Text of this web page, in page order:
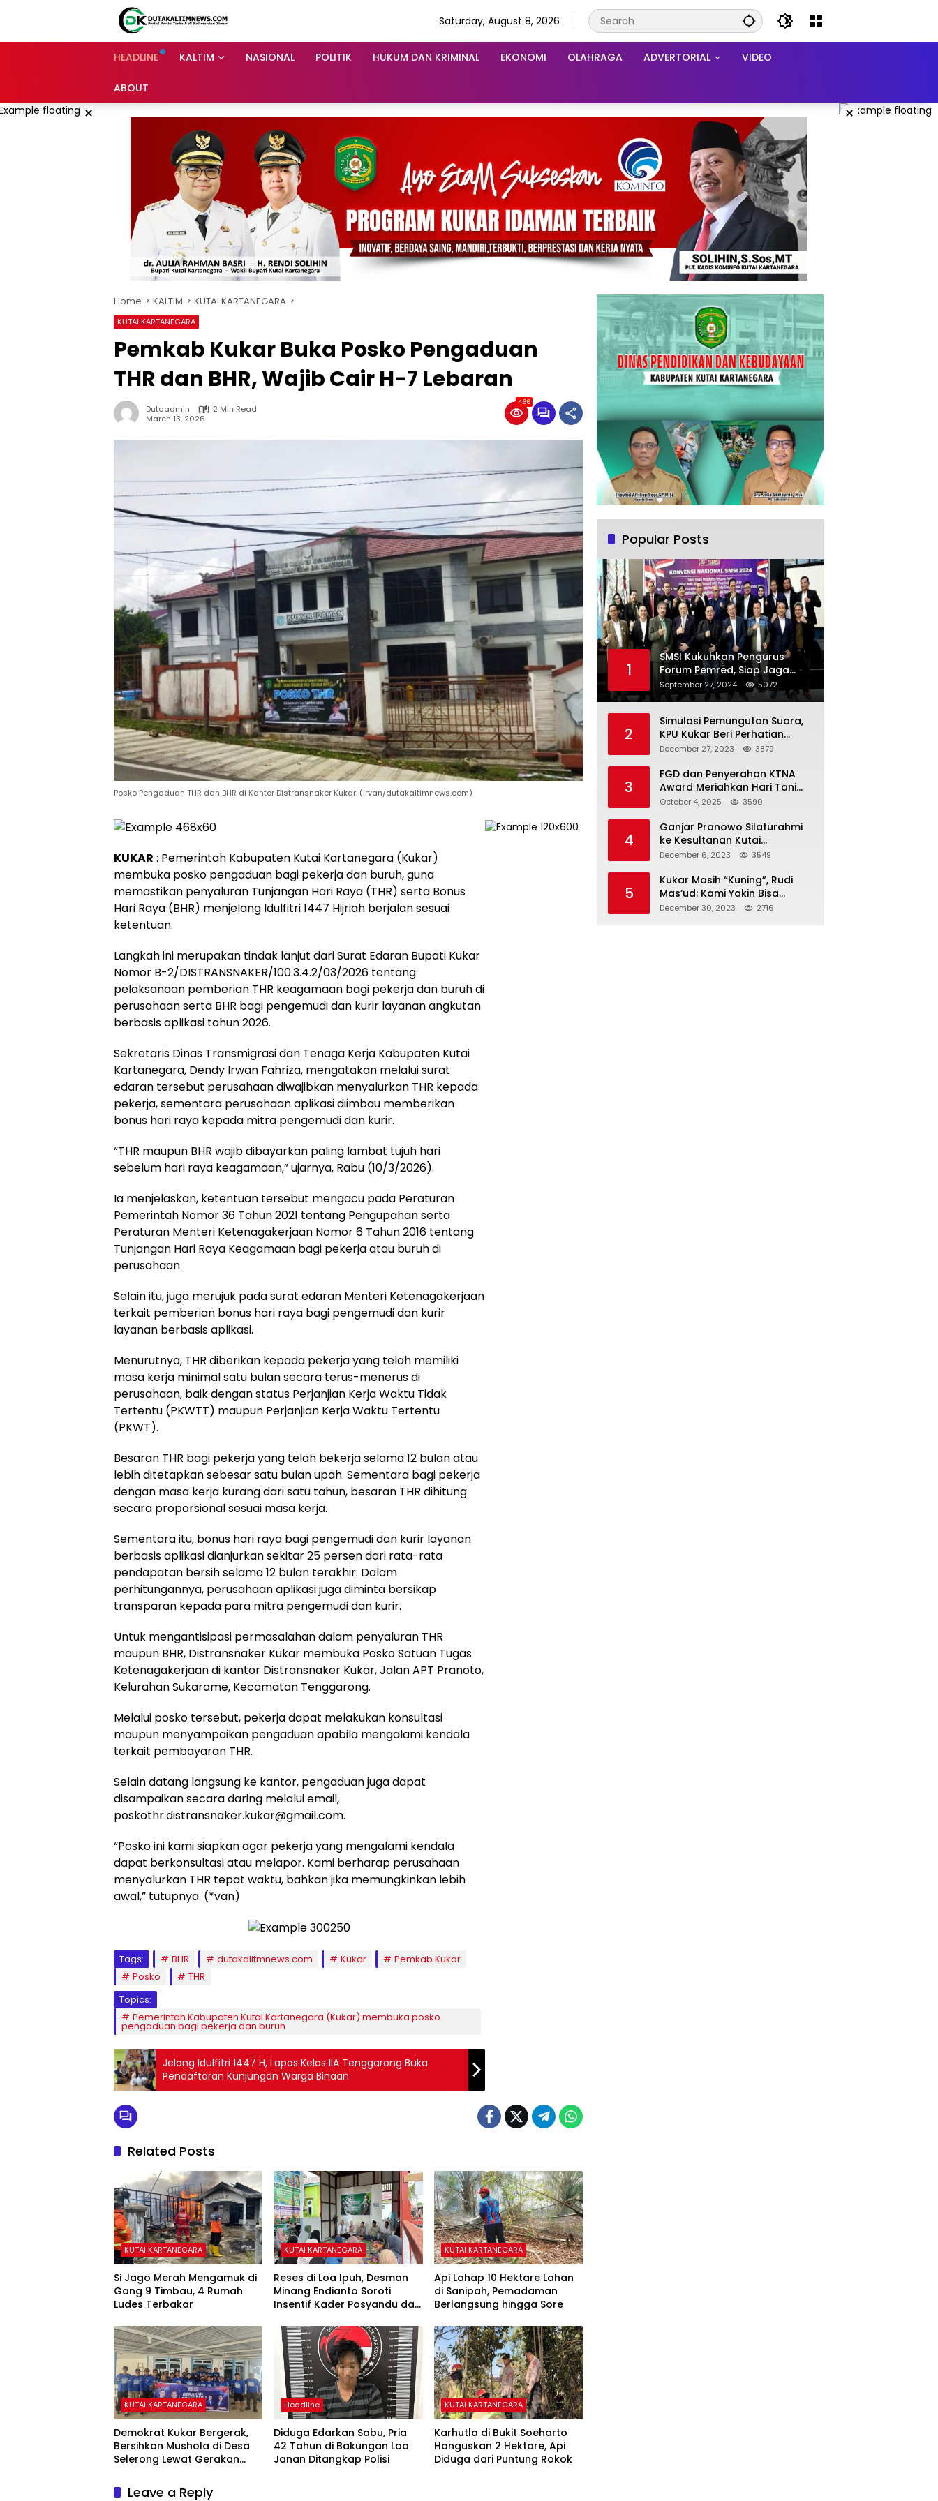
Saturday, August 8, 2026
HEADLINE KALTIM NASIONAL POLITIK HUKUM DAN KRIMINAL EKONOMI OLAHRAGA ADVERTORIAL VIDEO
ABOUT
× ×
Home KALTIM KUTAI KARTANEGARA
KUTAI KARTANEGARA
Pemkab Kukar Buka Posko Pengaduan
THR dan BHR, Wajib Cair H-7 Lebaran
Dutaadmin
2 Min Read
March 13, 2026
466
Posko Pengaduan THR dan BHR di Kantor Distransnaker Kukar. (Irvan/dutakaltimnews.com)
KUKAR : Pemerintah Kabupaten Kutai Kartanegara (Kukar)
membuka posko pengaduan bagi pekerja dan buruh, guna
memastikan penyaluran Tunjangan Hari Raya (THR) serta Bonus
Hari Raya (BHR) menjelang Idulfitri 1447 Hijriah berjalan sesuai
ketentuan.
Langkah ini merupakan tindak lanjut dari Surat Edaran Bupati Kukar
Nomor B-2/DISTRANSNAKER/100.3.4.2/03/2026 tentang
pelaksanaan pemberian THR keagamaan bagi pekerja dan buruh di
perusahaan serta BHR bagi pengemudi dan kurir layanan angkutan
berbasis aplikasi tahun 2026.
Sekretaris Dinas Transmigrasi dan Tenaga Kerja Kabupaten Kutai
Kartanegara, Dendy Irwan Fahriza, mengatakan melalui surat
edaran tersebut perusahaan diwajibkan menyalurkan THR kepada
pekerja, sementara perusahaan aplikasi diimbau memberikan
bonus hari raya kepada mitra pengemudi dan kurir.
“THR maupun BHR wajib dibayarkan paling lambat tujuh hari
sebelum hari raya keagamaan,” ujarnya, Rabu (10/3/2026).
Ia menjelaskan, ketentuan tersebut mengacu pada Peraturan
Pemerintah Nomor 36 Tahun 2021 tentang Pengupahan serta
Peraturan Menteri Ketenagakerjaan Nomor 6 Tahun 2016 tentang
Tunjangan Hari Raya Keagamaan bagi pekerja atau buruh di
perusahaan.
Selain itu, juga merujuk pada surat edaran Menteri Ketenagakerjaan
terkait pemberian bonus hari raya bagi pengemudi dan kurir
layanan berbasis aplikasi.
Menurutnya, THR diberikan kepada pekerja yang telah memiliki
masa kerja minimal satu bulan secara terus-menerus di
perusahaan, baik dengan status Perjanjian Kerja Waktu Tidak
Tertentu (PKWTT) maupun Perjanjian Kerja Waktu Tertentu
(PKWT).
Besaran THR bagi pekerja yang telah bekerja selama 12 bulan atau
lebih ditetapkan sebesar satu bulan upah. Sementara bagi pekerja
dengan masa kerja kurang dari satu tahun, besaran THR dihitung
secara proporsional sesuai masa kerja.
Sementara itu, bonus hari raya bagi pengemudi dan kurir layanan
berbasis aplikasi dianjurkan sekitar 25 persen dari rata-rata
pendapatan bersih selama 12 bulan terakhir. Dalam
perhitungannya, perusahaan aplikasi juga diminta bersikap
transparan kepada para mitra pengemudi dan kurir.
Untuk mengantisipasi permasalahan dalam penyaluran THR
maupun BHR, Distransnaker Kukar membuka Posko Satuan Tugas
Ketenagakerjaan di kantor Distransnaker Kukar, Jalan APT Pranoto,
Kelurahan Sukarame, Kecamatan Tenggarong.
Melalui posko tersebut, pekerja dapat melakukan konsultasi
maupun menyampaikan pengaduan apabila mengalami kendala
terkait pembayaran THR.
Selain datang langsung ke kantor, pengaduan juga dapat
disampaikan secara daring melalui email,
poskothr.distransnaker.kukar@gmail.com.
“Posko ini kami siapkan agar pekerja yang mengalami kendala
dapat berkonsultasi atau melapor. Kami berharap perusahaan
menyalurkan THR tepat waktu, bahkan jika memungkinkan lebih
awal,” tutupnya. (*van)
Tags: BHR dutakalitmnews.com Kukar
Pemkab Kukar
Posko
THR
Topics:
Pemerintah Kabupaten Kutai Kartanegara (Kukar) membuka posko
pengaduan bagi pekerja dan buruh
Jelang Idulfitri 1447 H, Lapas Kelas IIA Tenggarong Buka
Pendaftaran Kunjungan Warga Binaan
Related Posts
KUTAI KARTANEGARA
Si Jago Merah Mengamuk di
Gang 9 Timbau, 4 Rumah
Ludes Terbakar
KUTAI KARTANEGARA
Reses di Loa Ipuh, Desman
Minang Endianto Soroti
Insentif Kader Posyandu dan
KUTAI KARTANEGARA
Api Lahap 10 Hektare Lahan
di Sanipah, Pemadaman
Berlangsung hingga Sore
KUTAI KARTANEGARA
Demokrat Kukar Bergerak,
Bersihkan Mushola di Desa
Selerong Lewat Gerakan
Headline
Diduga Edarkan Sabu, Pria
42 Tahun di Bakungan Loa
Janan Ditangkap Polisi
KUTAI KARTANEGARA
Karhutla di Bukit Soeharto
Hanguskan 2 Hektare, Api
Diduga dari Puntung Rokok
Leave a Reply
Popular Posts
1
SMSI Kukuhkan Pengurus
Forum Pemred, Siap Jaga
Kualitas Media Daring di
Indonesia
September 27, 2024 5072
2
Simulasi Pemungutan Suara,
KPU Kukar Beri Perhatian
Penyandang Disabilitas
December 27, 2023 3879
3
FGD dan Penyerahan KTNA
Award Meriahkan Hari Tani
Nasional di Kukar
October 4, 2025 3590
4
Ganjar Pranowo Silaturahmi
ke Kesultanan Kutai
Kartanegara
December 6, 2023 3549
5
Kukar Masih “Kuning”, Rudi
Mas’ud: Kami Yakin Bisa
Menang di Pemilu 2024
December 30, 2023 2716